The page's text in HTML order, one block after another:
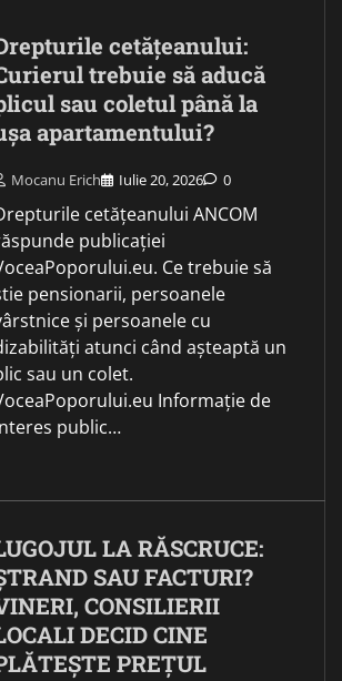
cetățeanului:
trebuie să aducă
sau coletul până la
apartamentului?
Mocanu Erich Iulie 20, 2026 0
cetățeanului ANCOM
publicației
Ce trebuie să
pensionarii, persoanele
și persoanele cu
atunci când așteaptă un
sau un colet.
Informație de
public…
LA RĂSCRUCE:
SAU FACTURI?
CONSILIERII
DECID CINE
PREȚUL